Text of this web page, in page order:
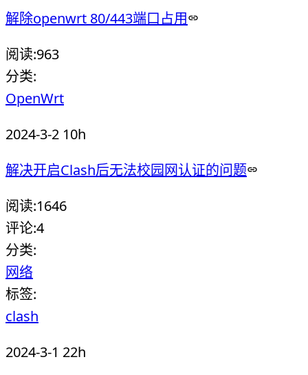
解除openwrt 80/443端口占用
阅读:963
分类:
OpenWrt
2024-3-2 10h
解决开启Clash后无法校园网认证的问题
阅读:1646
评论:4
分类:
网络
标签:
clash
2024-3-1 22h